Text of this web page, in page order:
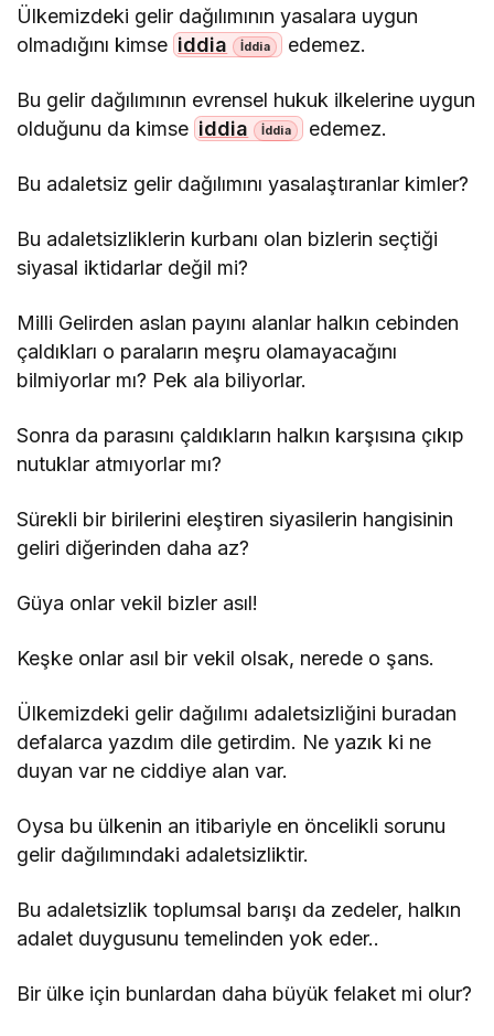
Ülkemizdeki gelir dağılımının yasalara uygun
olmadığını kimse iddia edemez.
Bu gelir dağılımının evrensel hukuk ilkelerine uygun
olduğunu da kimse iddia edemez.
Bu adaletsiz gelir dağılımını yasalaştıranlar kimler?
Bu adaletsizliklerin kurbanı olan bizlerin seçtiği
siyasal iktidarlar değil mi?
Milli Gelirden aslan payını alanlar halkın cebinden
çaldıkları o paraların meşru olamayacağını
bilmiyorlar mı? Pek ala biliyorlar.
Sonra da parasını çaldıkların halkın karşısına çıkıp
nutuklar atmıyorlar mı?
Sürekli bir birilerini eleştiren siyasilerin hangisinin
geliri diğerinden daha az?
Güya onlar vekil bizler asıl!
Keşke onlar asıl bir vekil olsak, nerede o şans.
Ülkemizdeki gelir dağılımı adaletsizliğini buradan
defalarca yazdım dile getirdim. Ne yazık ki ne
duyan var ne ciddiye alan var.
Oysa bu ülkenin an itibariyle en öncelikli sorunu
gelir dağılımındaki adaletsizliktir.
Bu adaletsizlik toplumsal barışı da zedeler, halkın
adalet duygusunu temelinden yok eder..
Bir ülke için bunlardan daha büyük felaket mi olur?